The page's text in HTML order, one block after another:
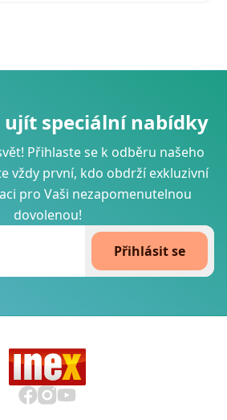
ujít speciální nabídky
Přihlaste se k odběru našeho
vždy první, kdo obdrží exkluzivní
pro Vaši nezapomenutelnou
dovolenou!
Přihlásit se